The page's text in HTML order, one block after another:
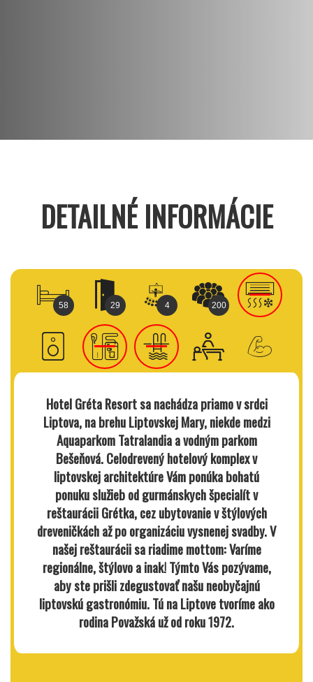
DETAILNÉ INFORMÁCIE
58 29 4 200
Hotel Gréta Resort sa nachádza priamo v srdci
Liptova, na brehu Liptovskej Mary, niekde medzi
Aquaparkom Tatralandia a vodným parkom
Bešeňová. Celodrevený hotelový komplex v
liptovskej architektúre Vám ponúka bohatú
ponuku služieb od gurmánskych špecialít v
reštaurácii Grétka, cez ubytovanie v štýlových
dreveničkách až po organizáciu vysnenej svadby. V
našej reštaurácii sa riadime mottom: Varíme
regionálne, štýlovo a inak! Týmto Vás pozývame,
aby ste prišli zdegustovať našu neobyčajnú
liptovskú gastronómiu. Tú na Liptove tvoríme ako
rodina Považská už od roku 1972.